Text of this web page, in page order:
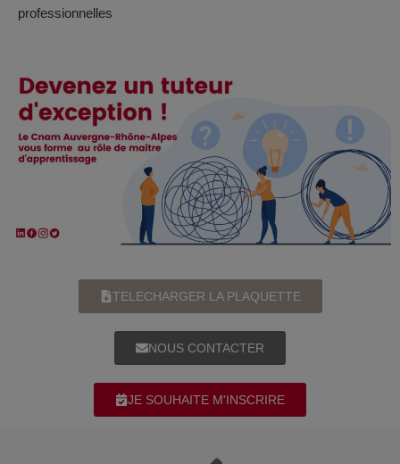
professionnelles
TELECHARGER LA PLAQUETTE
NOUS CONTACTER
JE SOUHAITE M'INSCRIRE